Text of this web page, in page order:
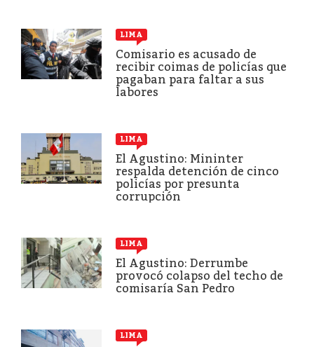
LIMA
Comisario es acusado de
recibir coimas de policías que
pagaban para faltar a sus
labores
LIMA
El Agustino: Mininter
respalda detención de cinco
policías por presunta
corrupción
LIMA
El Agustino: Derrumbe
provocó colapso del techo de
comisaría San Pedro
LIMA